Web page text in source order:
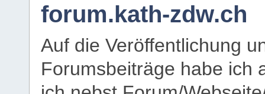
forum.kath-zdw.ch
Auf die Veröffentlichung
Forumsbeiträge habe ich